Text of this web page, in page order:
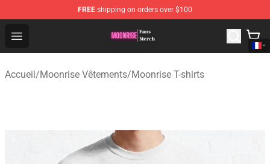
FREE shipping on orders over $100
Open menu
Moonrise Store - Official Moonrise Merchandise Shop
Accueil/Moonrise Vêtements/Moonrise T-shirts